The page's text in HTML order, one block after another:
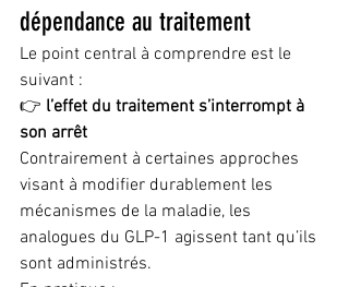
dépendance au traitement
Le point central à comprendre est le
suivant :
👉 l’effet du traitement s’interrompt à
son arrêt
Contrairement à certaines approches
visant à modifier durablement les
mécanismes de la maladie, les
analogues du GLP-1 agissent tant qu’ils
sont administrés.